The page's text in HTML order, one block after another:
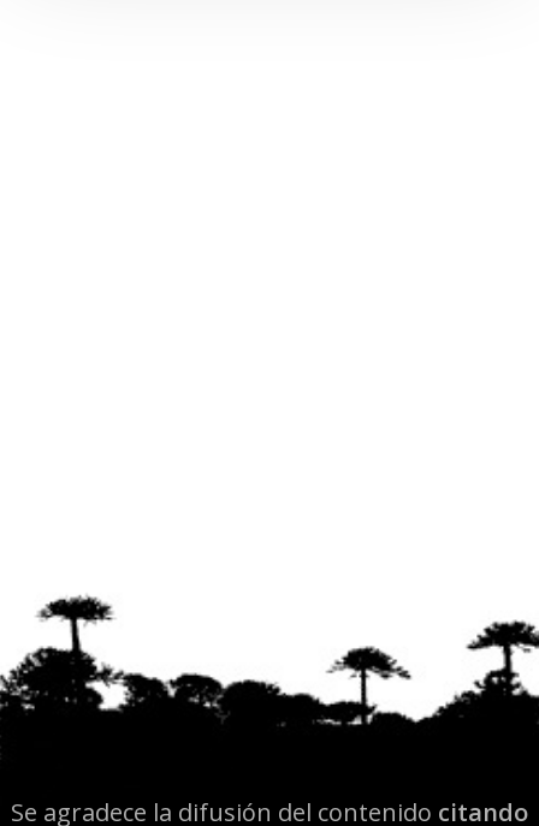
Se agradece la difusión del contenido citando